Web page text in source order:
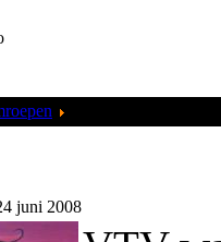
juni 2008